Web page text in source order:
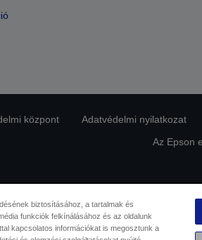
központ Adatvédelmi nyilatkozat
Az Epson
biztosításához, a tartalmak és
funkciók felkínálásához és az oldalunk
kapcsolatos információkat is megosztunk a